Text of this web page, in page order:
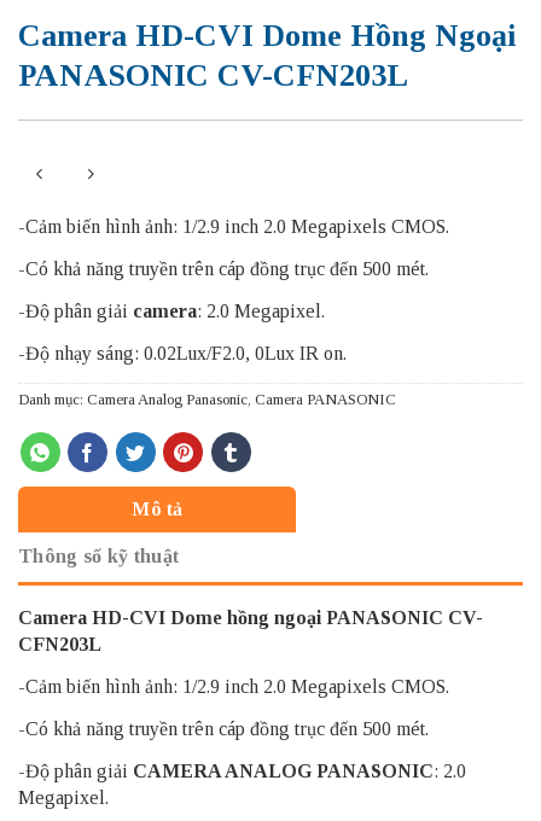
Camera HD-CVI Dome Hồng Ngoại
PANASONIC CV-CFN203L
-Cảm biến hình ảnh: 1/2.9 inch 2.0 Megapixels CMOS.
-Có khả năng truyền trên cáp đồng trục đến 500 mét.
-Độ phân giải camera: 2.0 Megapixel.
-Độ nhạy sáng: 0.02Lux/F2.0, 0Lux IR on.
Danh mục: Camera Analog Panasonic, Camera PANASONIC
Mô tả
Thông số kỹ thuật
Camera HD-CVI Dome hồng ngoại PANASONIC CV-
CFN203L
-Cảm biến hình ảnh: 1/2.9 inch 2.0 Megapixels CMOS.
-Có khả năng truyền trên cáp đồng trục đến 500 mét.
-Độ phân giải CAMERA ANALOG PANASONIC: 2.0
Megapixel.